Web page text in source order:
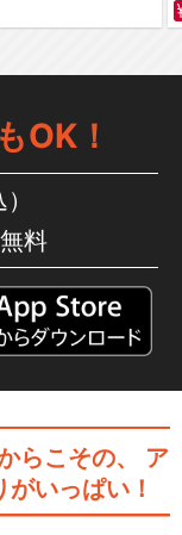
OK！
料
らこその、
ア
いっぱい！